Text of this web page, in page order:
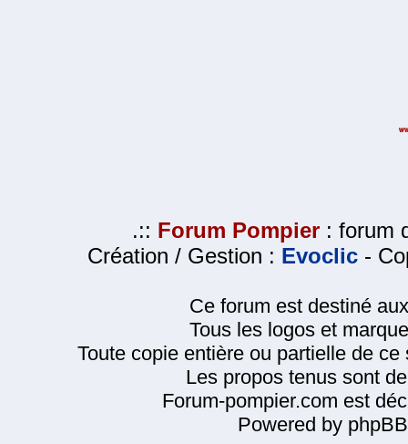
.:: Forum Pompier : forum
Création / Gestion : Evoclic -
Ce forum est destiné
Tous les logos et
Toute copie entière ou partielle de
Les propos tenus sont
Forum-pompier.com est
Powered by